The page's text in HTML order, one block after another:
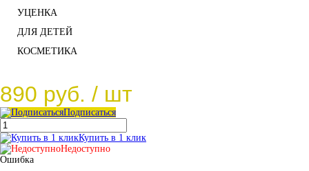
УЦЕНКА
ДЛЯ ДЕТЕЙ
КОСМЕТИКА
890 руб. / шт
Подписаться
Купить в 1 клик
Недоступно
Ошибка